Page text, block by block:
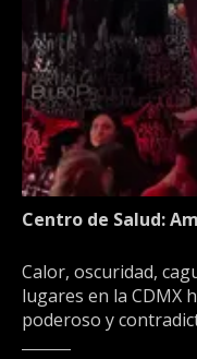
Centro de Salud:
Calor, oscuridad,
lugares en la CDMX
poderoso y